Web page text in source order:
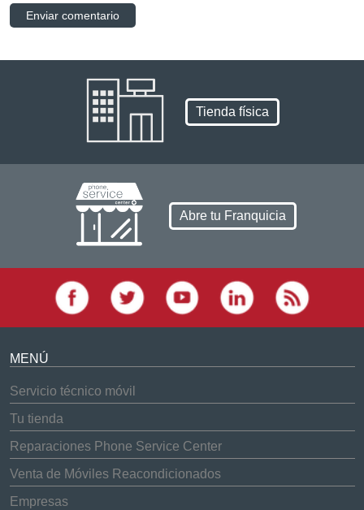
Tienda física
Abre tu Franquicia
MENÚ
Servicio técnico móvil
Tu tienda
Reparaciones Phone Service Center
Venta de Móviles Reacondicionados
Empresas